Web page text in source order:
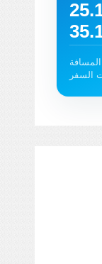
المسافة
السفر